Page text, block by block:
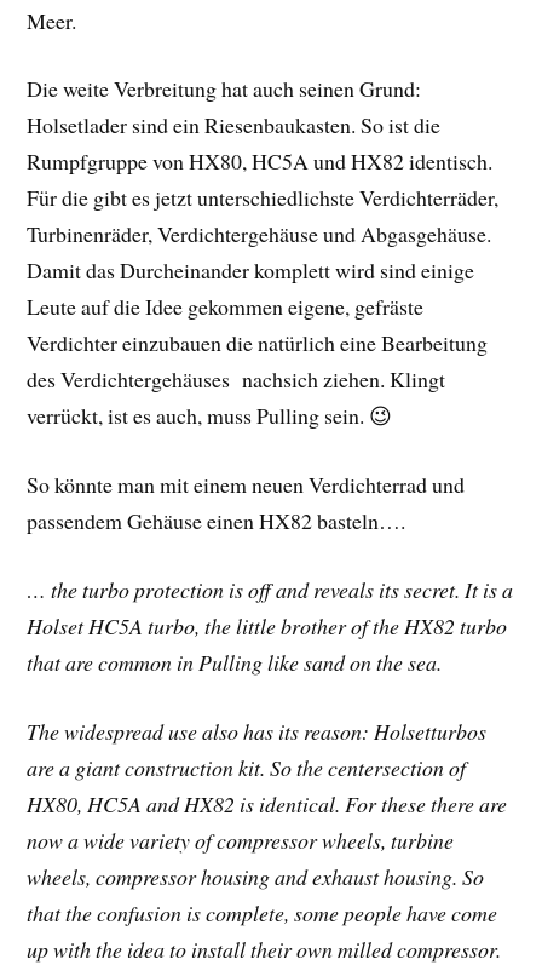
Meer.
Die weite Verbreitung hat auch seinen Grund:
Holsetlader sind ein Riesenbaukasten. So ist die
Rumpfgruppe von HX80, HC5A und HX82 identisch.
Für die gibt es jetzt unterschiedlichste Verdichterräder,
Turbinenräder, Verdichtergehäuse und Abgasgehäuse.
Damit das Durcheinander komplett wird sind einige
Leute auf die Idee gekommen eigene, gefräste
Verdichter einzubauen die natürlich eine Bearbeitung
des Verdichtergehäuses nachsich ziehen. Klingt
verrückt, ist es auch, muss Pulling sein. 😉
So könnte man mit einem neuen Verdichterrad und
passendem Gehäuse einen HX82 basteln….
… the turbo protection is off and reveals its secret. It is a
Holset HC5A turbo, the little brother of the HX82 turbo
that are common in Pulling like sand on the sea.
The widespread use also has its reason: Holsetturbos
are a giant construction kit. So the centersection of
HX80, HC5A and HX82 is identical. For these there are
now a wide variety of compressor wheels, turbine
wheels, compressor housing and exhaust housing. So
that the confusion is complete, some people have come
up with the idea to install their own milled compressor.